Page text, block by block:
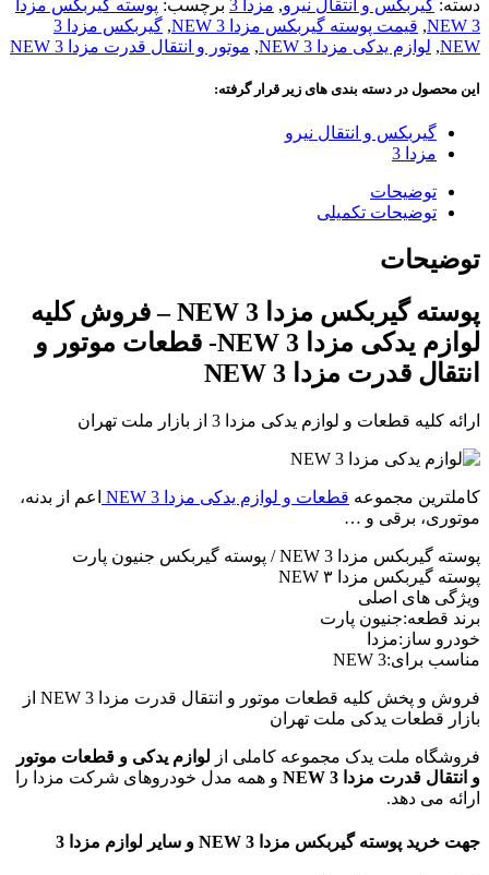
دسته: گیربکس و انتقال نیرو, مزدا 3 برچسب: پوسته گیربکس مزدا
3 NEW
, قیمت پوسته گیربکس مزدا 3 NEW ,
گیربکس مزدا 3
NEW
, لوازم یدکی مزدا 3 NEW , موتور و انتقال قدرت مزدا 3 NEW
این محصول در دسته بندی های زیر قرار گرفته:
گیربکس و انتقال نیرو
مزدا 3
توضیحات
توضیحات تکمیلی
توضیحات
پوسته گیربکس مزدا 3 NEW – فروش کلیه
لوازم یدکی مزدا 3 NEW- قطعات موتور و
انتقال قدرت مزدا 3 NEW
ارائه کلیه قطعات و لوازم یدکی مزدا 3 از بازار ملت تهران
کاملترین مجموعه قطعات و لوازم یدکی مزدا 3 NEW
اعم از بدنه،
موتوری، برقی و …
پوسته گیربکس مزدا 3 NEW / پوسته گیربکس جنیون پارت
پوسته گیربکس مزدا NEW ۳
ویژگی های اصلی
برند قطعه:جنیون پارت
خودرو ساز:مزدا
مناسب برای:3 NEW
فروش و پخش کلیه قطعات موتور و انتقال قدرت مزدا 3 NEW از
بازار قطعات یدکی ملت تهران
فروشگاه ملت یدک مجموعه کاملی از لوازم یدکی و قطعات موتور
و انتقال قدرت مزدا 3 NEW
و همه مدل خودروهای شرکت مزدا را
ارائه می دهد.
جهت خرید پوسته گیربکس مزدا 3 NEW و سایر لوازم مزدا 3